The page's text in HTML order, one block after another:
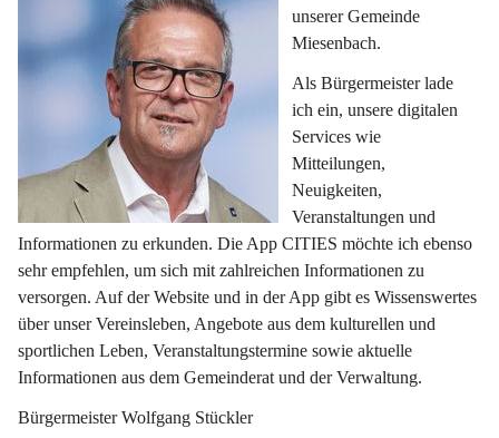
unserer Gemeinde
Miesenbach.
Als Bürgermeister lade
ich ein, unsere digitalen
Services wie
Mitteilungen,
Neuigkeiten,
Veranstaltungen und
Informationen zu erkunden. Die App CITIES möchte ich ebenso
sehr empfehlen, um sich mit zahlreichen Informationen zu
versorgen. Auf der Website und in der App gibt es Wissenswertes
über unser Vereinsleben, Angebote aus dem kulturellen und
sportlichen Leben, Veranstaltungstermine sowie aktuelle
Informationen aus dem Gemeinderat und der Verwaltung.
Bürgermeister Wolfgang Stückler